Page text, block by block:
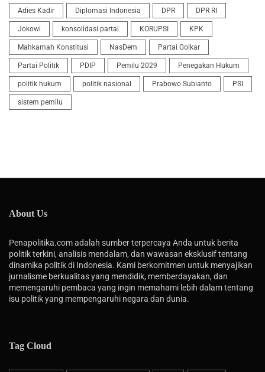
Adies Kadir Diplomasi Indonesia DPR DPR RI
Jokowi konsolidasi partai KORUPSI KPK
Mahkamah Konstitusi NasDem Partai Golkar
Partai Politik PDIP Pemilu 2029 Penegakan Hukum
politik hukum politik nasional Prabowo Subianto PSI
sistem pemilu
About Us
Penapolitika.com adalah sumber terpercaya Anda untuk berita
politik terkini, analisis mendalam, dan wawasan eksklusif tentang
dinamika politik di Indonesia. Kami berkomitmen untuk menyajikan
jurnalisme berkualitas yang mendidik, memberdayakan, dan
memengaruhi pembaca yang ingin memahami lebih dalam tentang
isu politik yang mempengaruhi negara dan dunia.
Tag Cloud